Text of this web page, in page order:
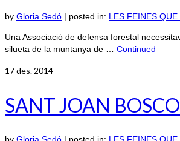
by Gloria Sedó | posted in: LES FEINES
Una Associació de defensa forestal
silueta de la muntanya de … Continued
17des. 2014
SANT JOAN